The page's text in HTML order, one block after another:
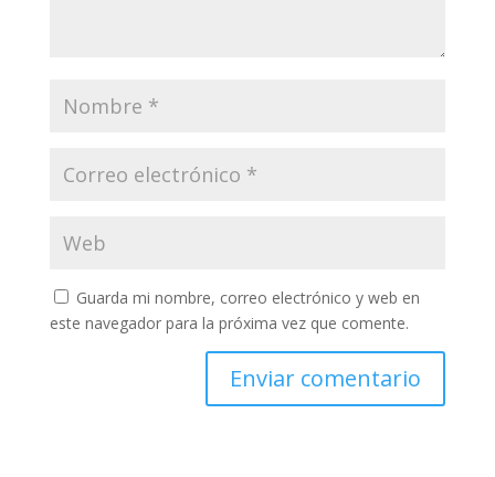
Guarda mi nombre, correo electrónico y web en
este navegador para la próxima vez que comente.